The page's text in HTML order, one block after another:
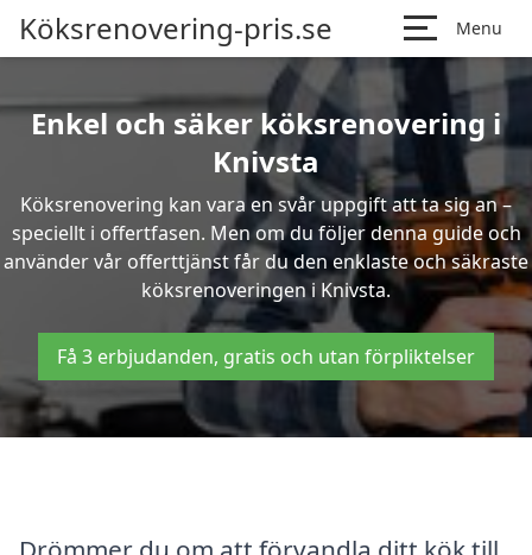
Köksrenovering-pris.se Menu
Enkel och säker köksrenovering i
Knivsta
Köksrenovering kan vara en svår uppgift att ta sig an –
speciellt i offertfasen. Men om du följer denna guide och
använder vår offerttjänst får du den enklaste och säkraste
köksrenoveringen i Knivsta.
Få 3 erbjudanden, gratis och utan förpliktelser